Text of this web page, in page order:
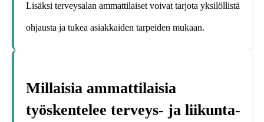
Lisäksi terveysalan ammattilaiset voivat tarjota yksilöllistä
ohjausta ja tukea asiakkaiden tarpeiden mukaan.
Millaisia ammattilaisia
työskentelee terveys- ja liikunta-